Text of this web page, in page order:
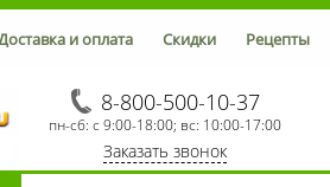
и оплата Скидки Рецепты
8-800-500-10-37
пн-сб: с 9:00-18:00; вс: 10:00-17:00
Заказать звонок